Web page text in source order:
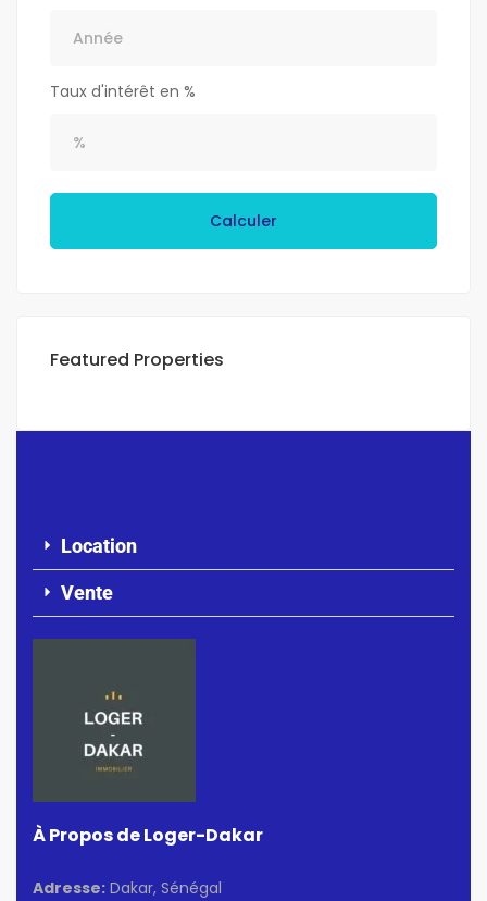
Taux d'intérêt en %
Calculer
Featured Properties
Location
Vente
À Propos de Loger-Dakar
Adresse: Dakar, Sénégal